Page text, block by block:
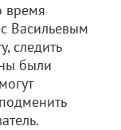
время
Васильевым
следить
были